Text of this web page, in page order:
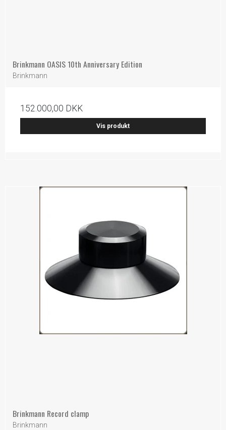
Brinkmann OASIS 10th Anniversary Edition
Brinkmann
152.000,00 DKK
Vis produkt
Brinkmann Record clamp
Brinkmann